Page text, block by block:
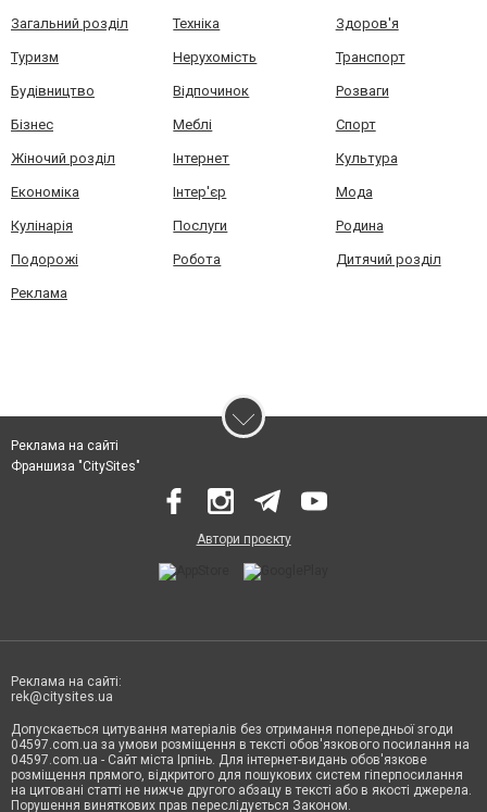
Загальний розділ Техніка Здоров'я
Туризм Нерухомість Транспорт
Будівництво Відпочинок Розваги
Бізнес Меблі Спорт
Жіночий розділ Інтернет Культура
Економіка Інтер'єр Мода
Кулінарія Послуги Родина
Подорожі Робота Дитячий розділ
Реклама
Реклама на сайті
Франшиза "CitySites"
Автори проєкту
Реклама на сайті:
rek@citysites.ua
Допускається цитування матеріалів без отримання попередньої згоди
04597.com.ua за умови розміщення в тексті обов'язкового посилання на
04597.com.ua - Сайт міста Ірпінь. Для інтернет-видань обов'язкове
розміщення прямого, відкритого для пошукових систем гіперпосилання
на цитовані статті не нижче другого абзацу в тексті або в якості джерела.
Порушення виняткових прав переслідується Законом.